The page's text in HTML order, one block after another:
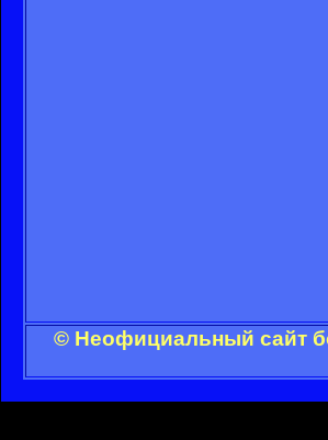
© Неофициальный сайт